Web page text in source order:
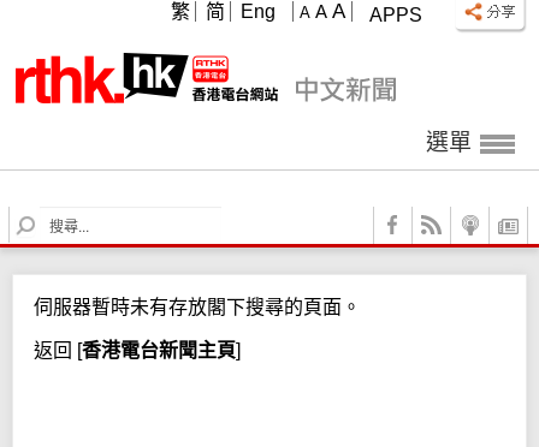
APPS
A A A
繁 简 Eng
選單
S
e
c
h
伺服器暫時未有存放閣下搜尋的頁面。
返回 [香港電台新聞主頁]